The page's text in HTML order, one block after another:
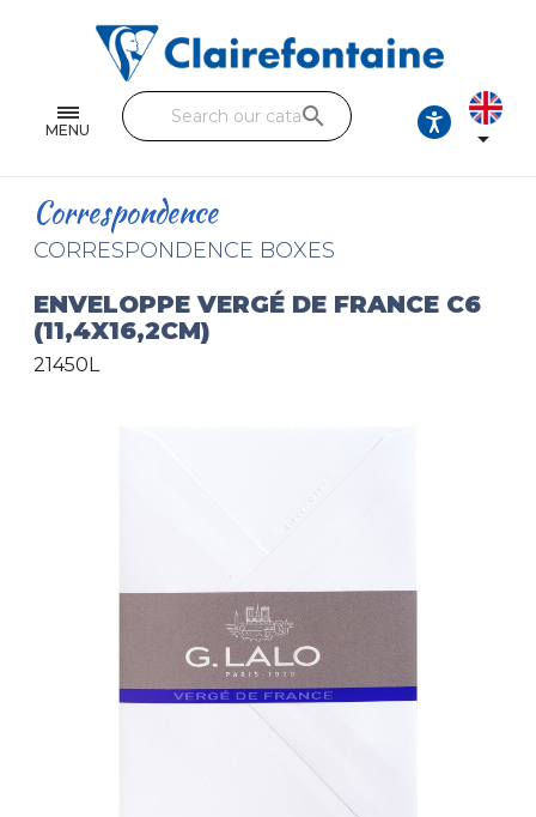
MENU
Single and double sheets
Fine arts
Handicraft
Pencil cases & Leather goods
search

Correspondence
CORRESPONDENCE BOXES
ENVELOPPE VERGÉ DE FRANCE C6
(11,4X16,2CM)
21450L